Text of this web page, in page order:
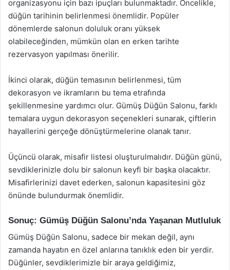
organizasyonu için bazı ipuçları bulunmaktadır. Öncelikle,
düğün tarihinin belirlenmesi önemlidir. Popüler
dönemlerde salonun doluluk oranı yüksek
olabileceğinden, mümkün olan en erken tarihte
rezervasyon yapılması önerilir.
İkinci olarak, düğün temasının belirlenmesi, tüm
dekorasyon ve ikramların bu tema etrafında
şekillenmesine yardımcı olur. Gümüş Düğün Salonu, farklı
temalara uygun dekorasyon seçenekleri sunarak, çiftlerin
hayallerini gerçeğe dönüştürmelerine olanak tanır.
Üçüncü olarak, misafir listesi oluşturulmalıdır. Düğün günü,
sevdiklerinizle dolu bir salonun keyfi bir başka olacaktır.
Misafirlerinizi davet ederken, salonun kapasitesini göz
önünde bulundurmak önemlidir.
Sonuç: Gümüş Düğün Salonu’nda Yaşanan Mutluluk
Gümüş Düğün Salonu, sadece bir mekan değil, aynı
zamanda hayatın en özel anlarına tanıklık eden bir yerdir.
Düğünler, sevdiklerimizle bir araya geldiğimiz,